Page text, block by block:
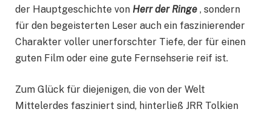
der Hauptgeschichte von Herr der Ringe , sondern
für den begeisterten Leser auch ein faszinierender
Charakter voller unerforschter Tiefe, der für einen
guten Film oder eine gute Fernsehserie reif ist.
Zum Glück für diejenigen, die von der Welt
Mittelerdes fasziniert sind, hinterließ JRR Tolkien